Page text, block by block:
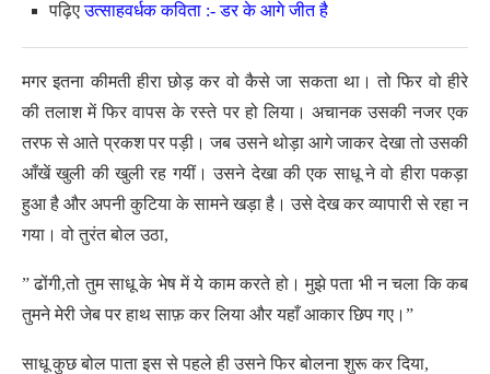
पढ़िएउत्साहवर्धक कविता :- डर के आगे जीत है
मगर इतना कीमती हीरा छोड़ कर वो कैसे जा सकता था। तो फिर वो हीरे
की तलाश में फिर वापस के रस्ते पर हो लिया। अचानक उसकी नजर एक
तरफ से आते प्रकश पर पड़ी। जब उसने थोड़ा आगे जाकर देखा तो उसकी
आँखें खुली की खुली रह गयीं। उसने देखा की एक साधू ने वो हीरा पकड़ा
हुआ है और अपनी कुटिया के सामने खड़ा है। उसे देख कर व्यापारी से रहा न
गया। वो तुरंत बोल उठा,
” ढोंगी,तो तुम साधू के भेष में ये काम करते हो। मुझे पता भी न चला कि कब
तुमने मेरी जेब पर हाथ साफ़ कर लिया और यहाँ आकार छिप गए।”
साधू कुछ बोल पाता इस से पहले ही उसने फिर बोलना शुरू कर दिया,